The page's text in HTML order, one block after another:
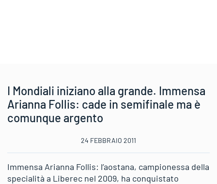
I Mondiali iniziano alla grande. Immensa
Arianna Follis: cade in semifinale ma è
comunque argento
24 FEBBRAIO 2011
Immensa Arianna Follis: l’aostana, campionessa della
specialità a Liberec nel 2009, ha conquistato